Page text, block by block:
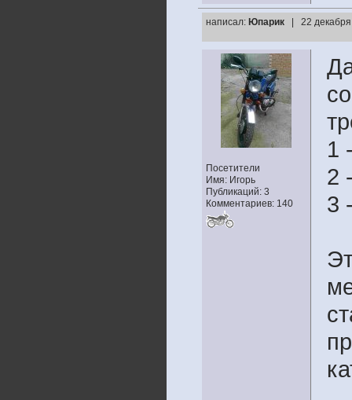
написал: Юпарик | 22
Посетители
Имя: Игорь
Публикаций: 3
Комментариев: 140
1
2
3